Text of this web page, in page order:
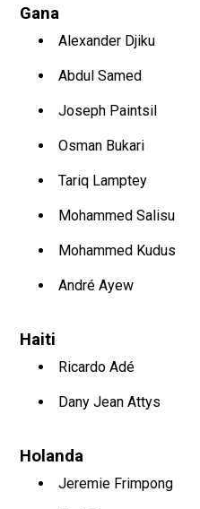
Gana
Alexander Djiku
Abdul Samed
Joseph Paintsil
Osman Bukari
Tariq Lamptey
Mohammed Salisu
Mohammed Kudus
André Ayew
Haiti
Ricardo Adé
Dany Jean Attys
Holanda
Jeremie Frimpong